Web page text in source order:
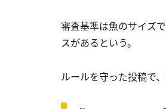
審査基準は魚のサイズ
スがあるという。
ルールを守った投稿で